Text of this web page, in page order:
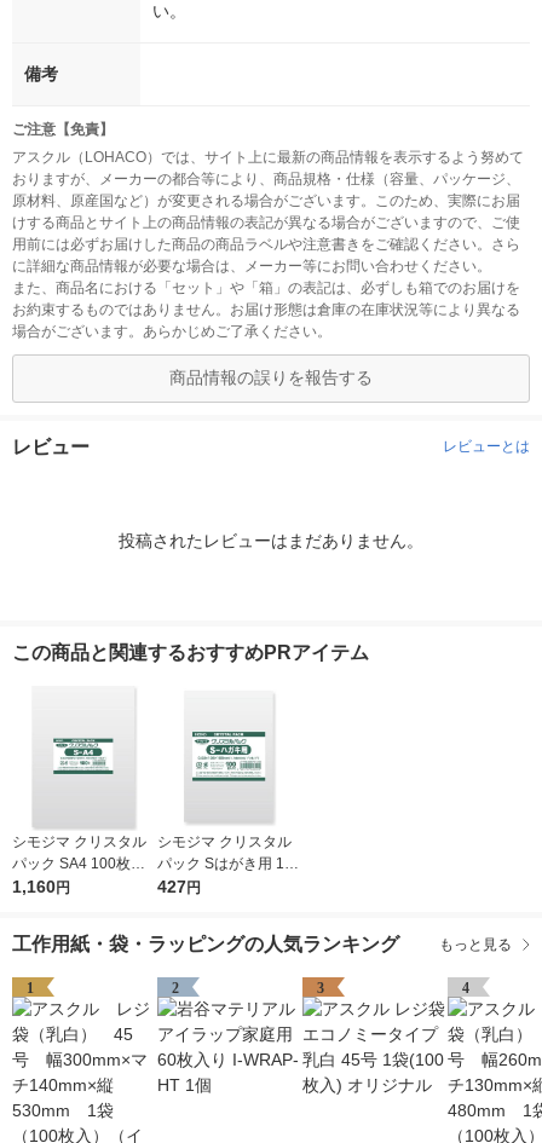
い。
備考
ご注意【免責】
アスクル（LOHACO）では、サイト上に最新の商品情報を表示するよう努めて
おりますが、メーカーの都合等により、商品規格・仕様（容量、パッケージ、
原材料、原産国など）が変更される場合がございます。このため、実際にお届
けする商品とサイト上の商品情報の表記が異なる場合がございますので、ご使
用前には必ずお届けした商品の商品ラベルや注意書きをご確認ください。さら
に詳細な商品情報が必要な場合は、メーカー等にお問い合わせください。
また、商品名における「セット」や「箱」の表記は、必ずしも箱でのお届けを
お約束するものではありません。お届け形態は倉庫の在庫状況等により異なる
場合がございます。あらかじめご了承ください。
商品情報の誤りを報告する
レビュー レビューとは
投稿されたレビューはまだありません。
この商品と関連するおすすめPRアイテム
シモジマ クリスタル
パック SA4 100枚入 6
739200 1袋(100枚入)
1,160円
シモジマ クリスタル
パック Sはがき用 100
枚入 6751700 1袋(10
427円
工作用紙・袋・ラッピングの人気ランキング もっと見る
1 2 3 4